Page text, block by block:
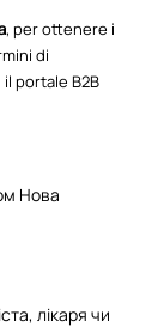
Collagene
29],
[LMW],
, per ottenere i
di
portale B2B
Нова
лікаря чи